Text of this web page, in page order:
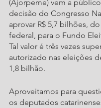
(Ajorpeme) vem a
decisão do Congresso
aprovar R$ 5,7 bilhões,
federal, para o Fundo
Tal valor é três vezes
autorizado nas eleições
1,8 bilhão.
Aproveitamos para
os deputados